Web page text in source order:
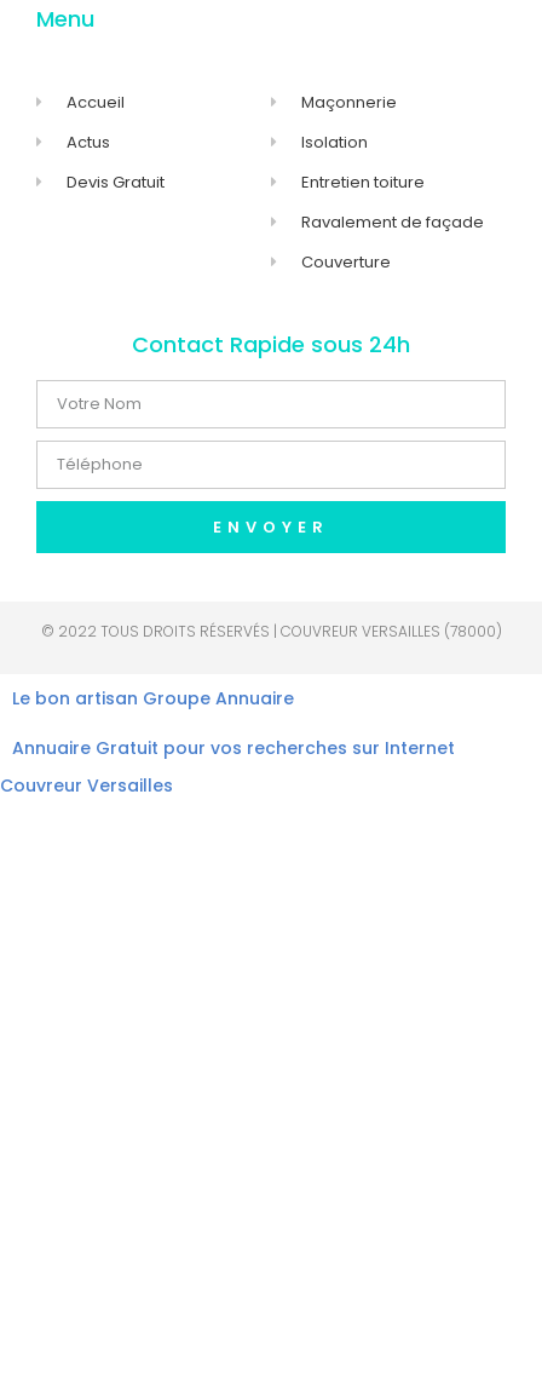
Menu
Accueil
Actus
Devis Gratuit
Maçonnerie
Isolation
Entretien toiture
Ravalement de façade
Couverture
Contact Rapide sous 24h
ENVOYER
© 2022 TOUS DROITS RÉSERVÉS | COUVREUR VERSAILLES (78000)
Le bon artisan Groupe Annuaire
Annuaire Gratuit pour vos recherches sur Internet
Couvreur Versailles